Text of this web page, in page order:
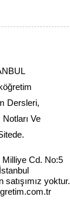
Dersleri,
Notları Ve
Milliye Cd. No:5
yoktur.